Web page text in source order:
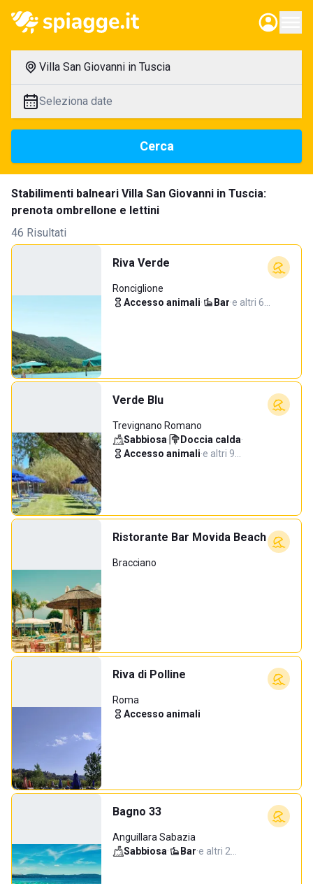
Villa San Giovanni in Tuscia
Seleziona date
Cerca
Stabilimenti balneari Villa San Giovanni in Tuscia:
prenota ombrellone e lettini
46 Risultati
Riva Verde
Ronciglione
Accesso animali· Bar·e altri 6…
Verde Blu
Trevignano Romano
Sabbiosa· Doccia calda·
Accesso animali·e altri 9…
Ristorante Bar Movida Beach
Bracciano
Riva di Polline
Roma
Accesso animali
Bagno 33
Anguillara Sabazia
Sabbiosa· Bar·e altri 2…